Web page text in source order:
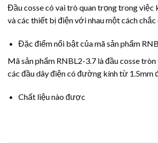
Đầu cosse có vai trò quan trọng trong việc
và các thiết bị điện với nhau một cách chắc
Đặc điểm nổi bật của mã sản phẩm
Mã sản phẩm RNBL2-3.7 là đầu cosse
các đầu dây điện có đường kính từ 1.5mm
Chất liệu nào được